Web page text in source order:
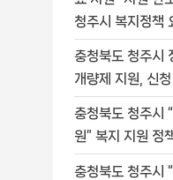
청주시 복지정책
충청북도 청주시
개량제 지원, 신
충청북도 청주시
원” 복지 지원 정
충청북도 청주시